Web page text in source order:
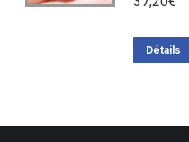
Détails